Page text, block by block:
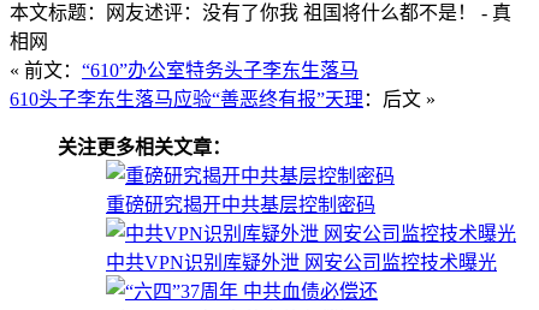
本文标题：网友述评：没有了你我 祖国将什么都不是！ - 真
相网
« 前文： “610”办公室特务头子李东生落马
610头子李东生落马应验“善恶终有报”天理 ：后文 »
关注更多相关文章：
重磅研究揭开中共基层控制密码
中共VPN识别库疑外泄 网安公司监控技术曝光